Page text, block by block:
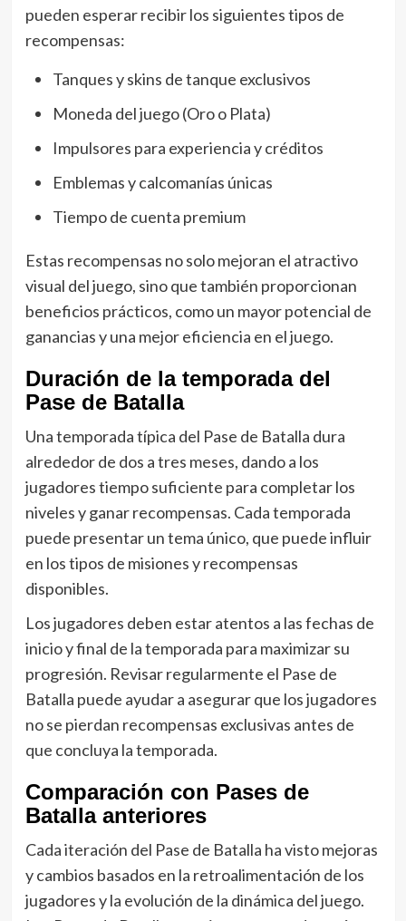
pueden esperar recibir los siguientes tipos de
recompensas:
Tanques y skins de tanque exclusivos
Moneda del juego (Oro o Plata)
Impulsores para experiencia y créditos
Emblemas y calcomanías únicas
Tiempo de cuenta premium
Estas recompensas no solo mejoran el atractivo
visual del juego, sino que también proporcionan
beneficios prácticos, como un mayor potencial de
ganancias y una mejor eficiencia en el juego.
Duración de la temporada del
Pase de Batalla
Una temporada típica del Pase de Batalla dura
alrededor de dos a tres meses, dando a los
jugadores tiempo suficiente para completar los
niveles y ganar recompensas. Cada temporada
puede presentar un tema único, que puede influir
en los tipos de misiones y recompensas
disponibles.
Los jugadores deben estar atentos a las fechas de
inicio y final de la temporada para maximizar su
progresión. Revisar regularmente el Pase de
Batalla puede ayudar a asegurar que los jugadores
no se pierdan recompensas exclusivas antes de
que concluya la temporada.
Comparación con Pases de
Batalla anteriores
Cada iteración del Pase de Batalla ha visto mejoras
y cambios basados en la retroalimentación de los
jugadores y la evolución de la dinámica del juego.